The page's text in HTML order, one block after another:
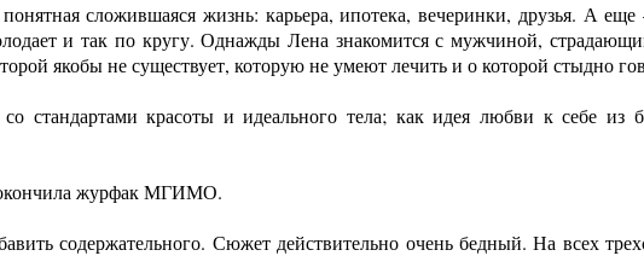
сложившаяся жизнь: карьера, ипотека, вечеринки, друзья. А
и так по кругу. Однажды Лена знакомится с мужчиной,
якобы не существует, которую не умеют лечить и о которой стыдно
стандартами красоты и идеального тела; как идея любви к себе из
окончила журфак МГИМО.
содержательного. Сюжет действительно очень бедный. На всех